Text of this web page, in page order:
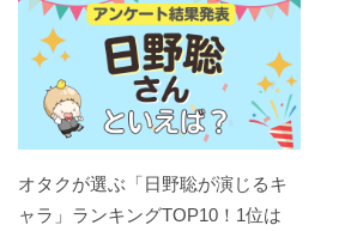
オタクが選ぶ「日野聡が演じるキ
ャラ」ランキングTOP10！1位は